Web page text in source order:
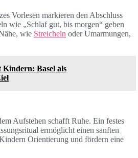
Vorlesen markieren den Abschluss
wie „Schlaf gut, bis morgen“ geben
wie Streicheln oder Umarmungen,
Kindern: Basel als
Aufstehen schafft Ruhe. Ein festes
ermöglicht einen sanften
Orientierung und fördern eine